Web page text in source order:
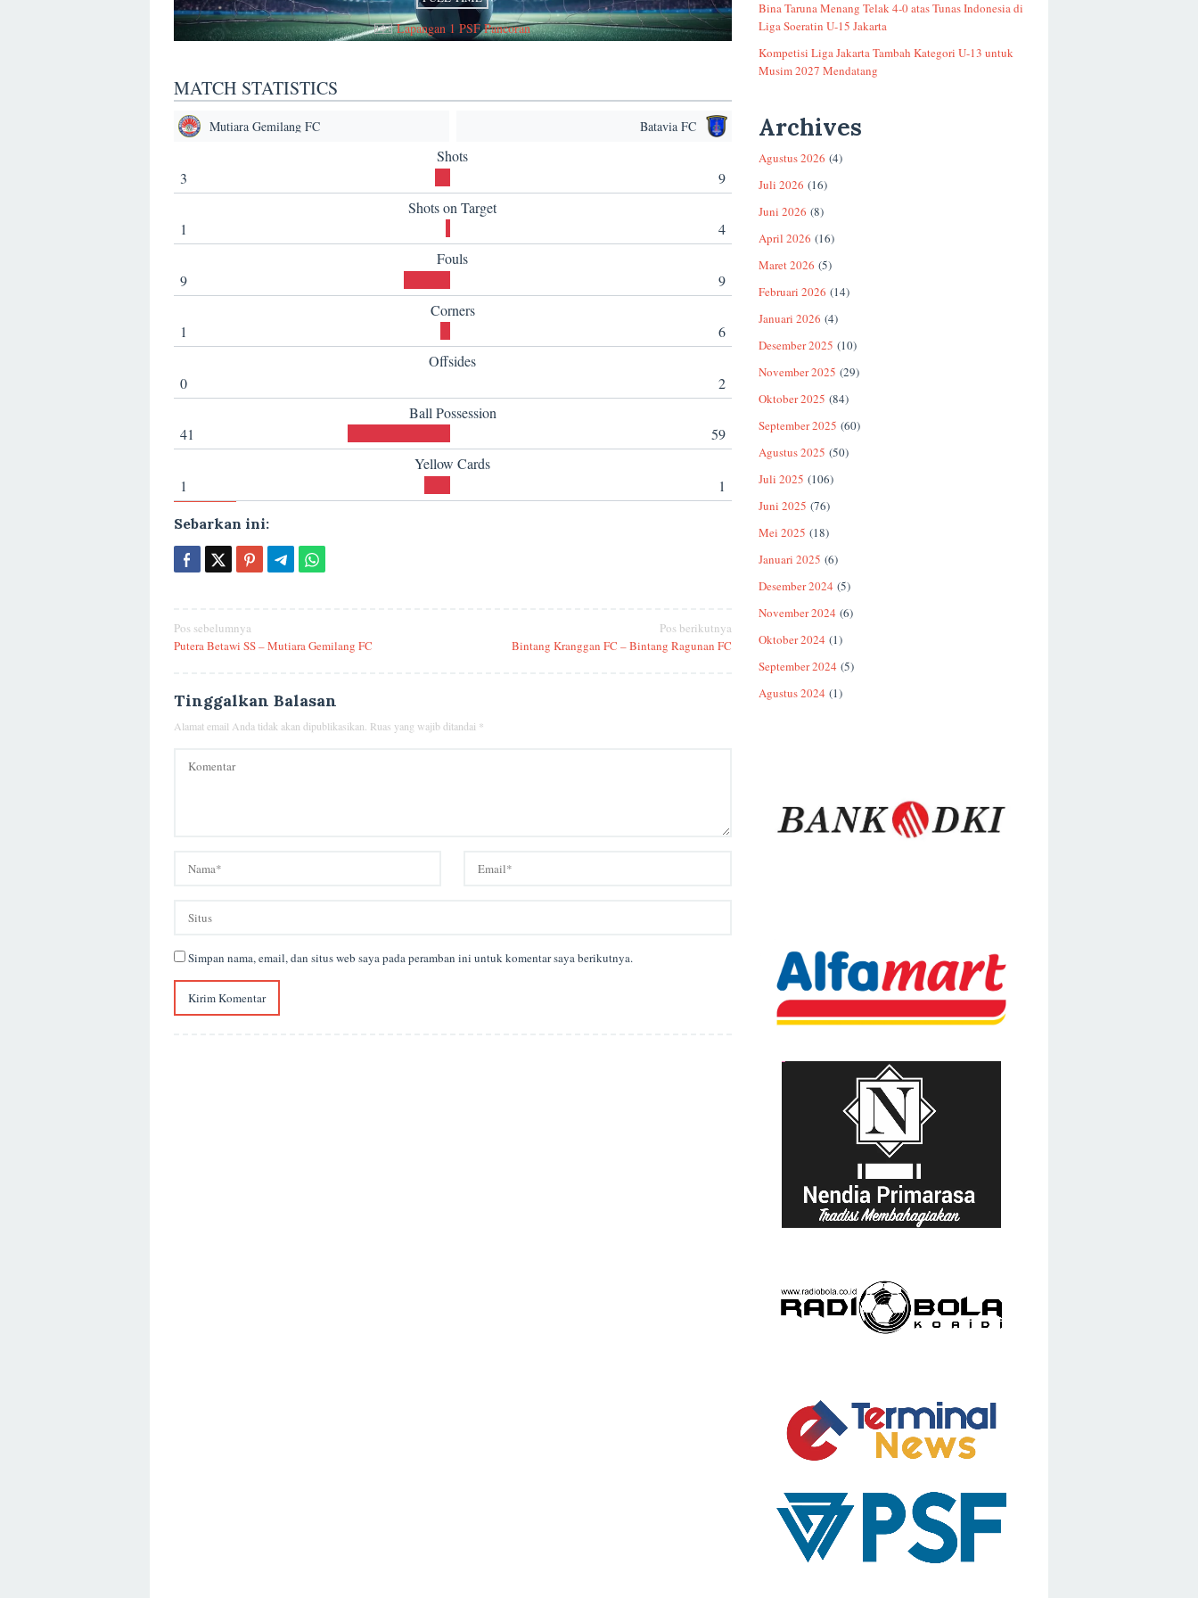
Lapangan 1 PSF Pancoran
MATCH STATISTICS
Mutiara Gemilang FC Batavia FC
Shots
3
9
Shots on Target
1
4
Fouls
9
9
Corners
1
6
Offsides
0
2
Ball Possession
41
59
Yellow Cards
1
1
Sebarkan ini:
Navigasi
pos
Pos sebelumnya
Putera Betawi SS – Mutiara Gemilang FC
Pos berikutnya
Bintang Kranggan FC – Bintang Ragunan FC
Tinggalkan Balasan
Alamat email Anda tidak akan dipublikasikan. Ruas yang wajib ditandai *
Simpan nama, email, dan situs web saya pada peramban ini untuk komentar saya berikutnya.
Bina Taruna Menang Telak 4-0 atas Tunas Indonesia di
Liga Soeratin U-15 Jakarta
Kompetisi Liga Jakarta Tambah Kategori U-13 untuk
Musim 2027 Mendatang
Archives
Agustus 2026 (4)
Juli 2026 (16)
Juni 2026 (8)
April 2026 (16)
Maret 2026 (5)
Februari 2026 (14)
Januari 2026 (4)
Desember 2025 (10)
November 2025 (29)
Oktober 2025 (84)
September 2025 (60)
Agustus 2025 (50)
Juli 2025 (106)
Juni 2025 (76)
Mei 2025 (18)
Januari 2025 (6)
Desember 2024 (5)
November 2024 (6)
Oktober 2024 (1)
September 2024 (5)
Agustus 2024 (1)